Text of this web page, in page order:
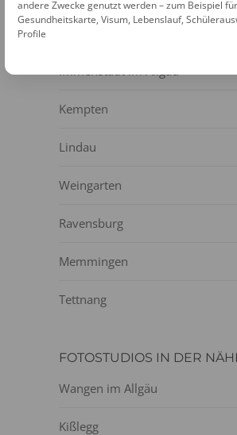
Immenstadt im Allgäu
Kempten
Lindau
Weingarten
Ravensburg
Memmingen
Tettnang
FOTOSTUDIOS IN DER
Wangen im Allgäu
Kißlegg
andere Zwecke genutzt werden – zum Beispiel
Gesundheitskarte, Visum, Lebenslauf,
Profile